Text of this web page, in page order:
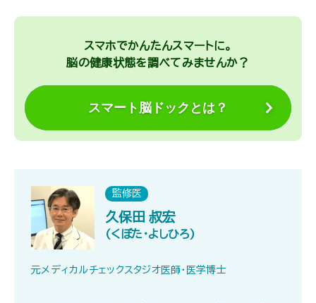
スマホでかんたんスマートに。
脳の健康状態を調べてみませんか？
スマート脳ドックとは？
監修医
久保田 叔宏
(くぼた・よしひろ)
元メディカルチェックスタジオ医師・医学博士